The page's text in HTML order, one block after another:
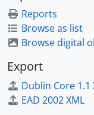
Reports
Browse as list
Browse digital
Export
Dublin Core 1.1
EAD 2002 XML